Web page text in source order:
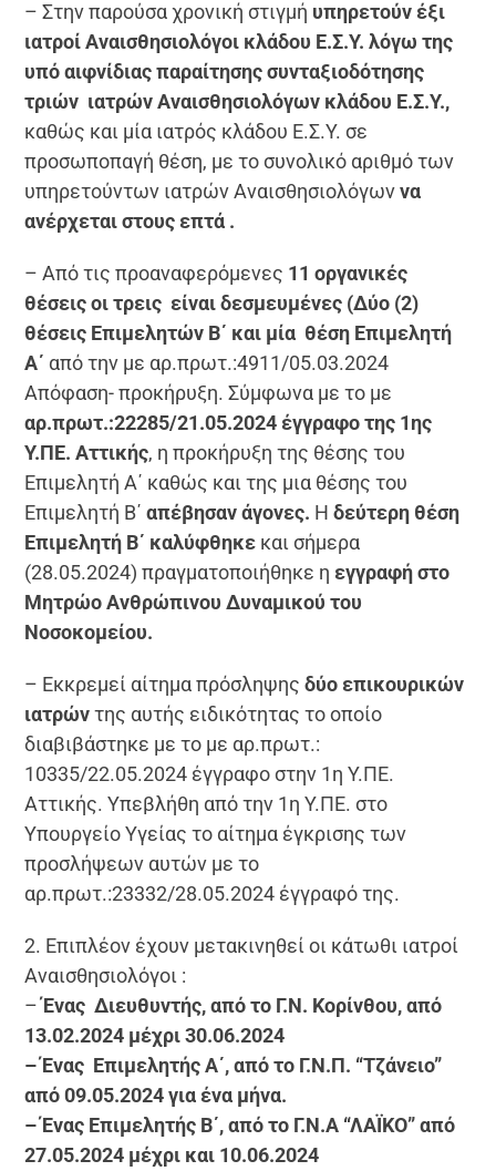
– Στην παρούσα χρονική στιγμή υπηρετούν έξι
ιατροί Αναισθησιολόγοι κλάδου Ε.Σ.Υ. λόγω της
υπό αιφνίδιας παραίτησης συνταξιοδότησης
τριών ιατρών Αναισθησιολόγων κλάδου Ε.Σ.Υ.,
καθώς και μία ιατρός κλάδου Ε.Σ.Υ. σε
προσωποπαγή θέση, με το συνολικό αριθμό των
υπηρετούντων ιατρών Αναισθησιολόγωννα
ανέρχεται στους επτά .
– Από τις προαναφερόμενες 11 οργανικές
θέσεις οι τρεις είναι δεσμευμένες (Δύο (2)
θέσεις Επιμελητών Β΄ και μία θέση Επιμελητή
Α΄ από την με αρ.πρωτ.:4911/05.03.2024
Απόφαση- προκήρυξη. Σύμφωνα με το με
αρ.πρωτ.:22285/21.05.2024 έγγραφο της 1ης
Υ.ΠΕ. Αττικής, η προκήρυξη της θέσης του
Επιμελητή Α΄ καθώς και της μια θέσης του
Επιμελητή Β΄απέβησαν άγονες. Ηδεύτερη θέση
Επιμελητή Β΄ καλύφθηκε και σήμερα
(28.05.2024) πραγματοποιήθηκε η εγγραφή στο
Μητρώο Ανθρώπινου Δυναμικού του
Νοσοκομείου.
– Εκκρεμεί αίτημα πρόσληψηςδύο επικουρικών
ιατρώντης αυτής ειδικότητας το οποίο
διαβιβάστηκε με το με αρ.πρωτ.:
10335/22.05.2024 έγγραφο στην 1η Υ.ΠΕ.
Αττικής. Υπεβλήθη από την 1η Υ.ΠΕ. στο
Υπουργείο Υγείας το αίτημα έγκρισης των
προσλήψεων αυτών με το
αρ.πρωτ.:23332/28.05.2024 έγγραφό της.
2. Επιπλέον έχουν μετακινηθεί οι κάτωθι ιατροί
Αναισθησιολόγοι :
–Ένας Διευθυντής, από το Γ.Ν. Κορίνθου, από
13.02.2024 μέχρι 30.06.2024
– Ένας Επιμελητής Α΄, από το Γ.Ν.Π. “Τζάνειο”
από 09.05.2024 για ένα μήνα.
– Ένας Επιμελητής Β΄, από το Γ.Ν.Α “ΛΑΪΚΟ” από
27.05.2024 μέχρι και 10.06.2024